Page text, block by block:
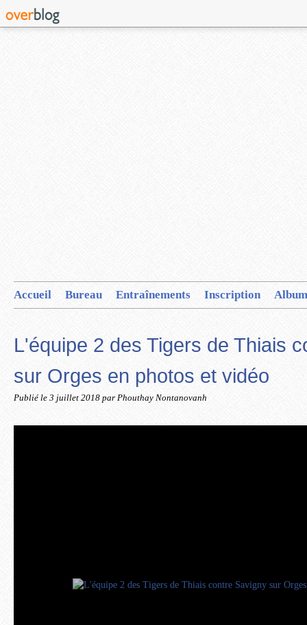
Accueil Bureau Entraînements Inscription
L'équipe 2 des Tigers de Thiais
sur Orges en photos et vidéo
Publié le 3 juillet 2018 par Phouthay Nontanovanh